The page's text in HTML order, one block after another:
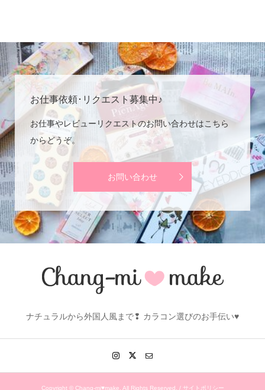
お仕事依頼･リクエスト募集中♪
お仕事やレビューリクエストのお問い合わせはこちら
からどうぞ。
お問い合わせ
ナチュラルから外国人風まで❢ カラコン選びのお手伝い♥
Copyright ©Chang-mi♥make. All Rights Reserved. / サイトポリシー